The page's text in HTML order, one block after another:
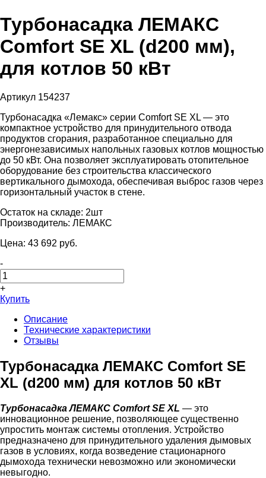
Турбонасадка ЛЕМАКС
Comfort SE XL (d200 мм),
для котлов 50 кВт
Артикул 154237
Турбонасадка «Лемакс» серии Comfort SE XL — это
компактное устройство для принудительного отвода
продуктов сгорания, разработанное специально для
энергонезависимых напольных газовых котлов мощностью
до 50 кВт. Она позволяет эксплуатировать отопительное
оборудование без строительства классического
вертикального дымохода, обеспечивая выброс газов через
горизонтальный участок в стене.
Остаток на складе: 2шт
Производитель: ЛЕМАКС
Цена: 43 692 pуб.
-
+
Купить
Описание
Технические характеристики
Отзывы
Турбонасадка ЛЕМАКС Comfort SE
XL (d200 мм) для котлов 50 кВт
Турбонасадка ЛЕМАКС Comfort SE XL — это
инновационное решение, позволяющее существенно
упростить монтаж системы отопления. Устройство
предназначено для принудительного удаления дымовых
газов в условиях, когда возведение стационарного
дымохода технически невозможно или экономически
невыгодно.